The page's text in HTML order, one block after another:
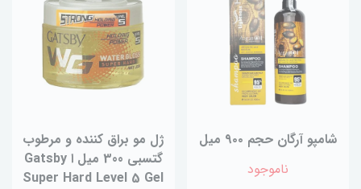
شامپو آرگان حجم ۹۰۰ میل
ناموجود
ژل مو براق کننده و مرطوب
گتسبی 300 میل ا Gatsby
Super Hard Level 5 Gel